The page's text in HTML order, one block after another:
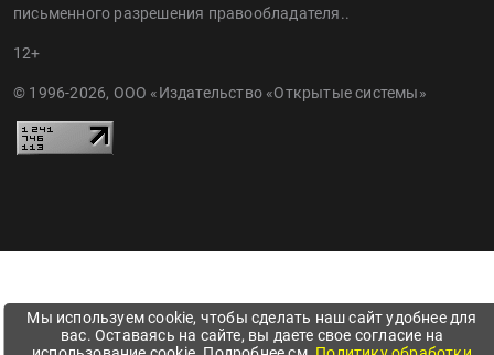
письменного разрешения правообладателя..
12+
© 1996-2026, ООО «Издательство «Открытые системы»
Мы используем cookie, чтобы сделать наш сайт удобнее для
вас. Оставаясь на сайте, вы даете свое согласие на